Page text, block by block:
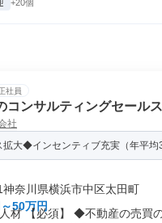
+20個
社員
コンサルティングセールス
社
拡大◆インセンティブ充実（年平均
奈川県横浜市中区太田町
50万円
材 【必須】 ◆不動産の売買